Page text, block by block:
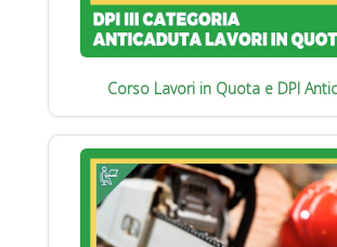
Corso Lavori in Quota e DPI